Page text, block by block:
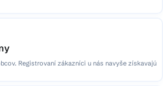
Registrovaní zákazníci u nás navyše získavajú